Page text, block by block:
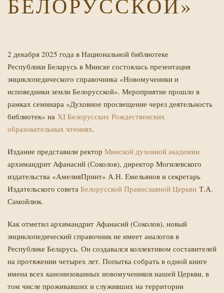
2 декабря 2025 года в Национальной библиотеке
Республики Беларусь в Минске состоялась презентация
энциклопедического справочника «Новомученики и
исповедники земли Белорусской». Мероприятие прошло в
рамках семинара «Духовное просвещение через деятельность
библиотек» на XI Белорусских Рождественских
образовательных чтениях.
Издание представили ректор Минской духовной академии
архимандрит Афанасий (Соколов), директор Могилевского
издательства «АмелияПринт» А.Н. Емельянов и секретарь
Издательского совета Белорусской Православной Церкви Т.А.
Самойлюк.
Как отметил архимандрит Афанасий (Соколов), новый
энциклопедический справочник не имеет аналогов в
Республике Беларусь. Он создавался коллективом составителей
на протяжении четырех лет. Попытка собрать в одной книге
имена всех канонизованных новомучеников нашей Церкви, в
том числе проживавших и служивших на территории